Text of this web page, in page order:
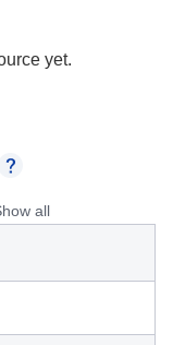
yet.
all